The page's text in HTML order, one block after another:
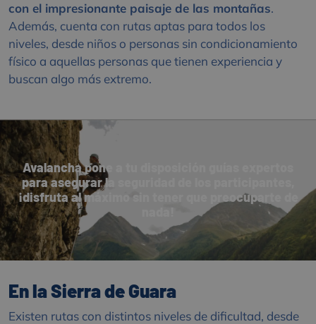
con el impresionante paisaje de las montañas.
Además, cuenta con rutas aptas para todos los
niveles, desde niños o personas sin condicionamiento
físico a aquellas personas que tienen experiencia y
buscan algo más extremo.
Avalancha pone a tu disposición guías expertos
para asegurar la seguridad de los participantes,
¡disfruta al máximo sin tener que preocuparte de
En la Sierra de Guara
Existen rutas con distintos niveles de dificultad, desde